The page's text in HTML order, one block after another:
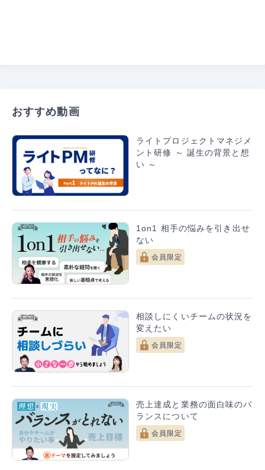
おすすめ動画
ライトプロジェクトマネジメ
ント研修 ～ 誕生の背景と想
い ～
1on1 相手の悩みを引き出せ
ない
会員限定
相談しにくいチームの状況を
変えたい
会員限定
売上達成と業務の面白味のバ
ランスについて
会員限定